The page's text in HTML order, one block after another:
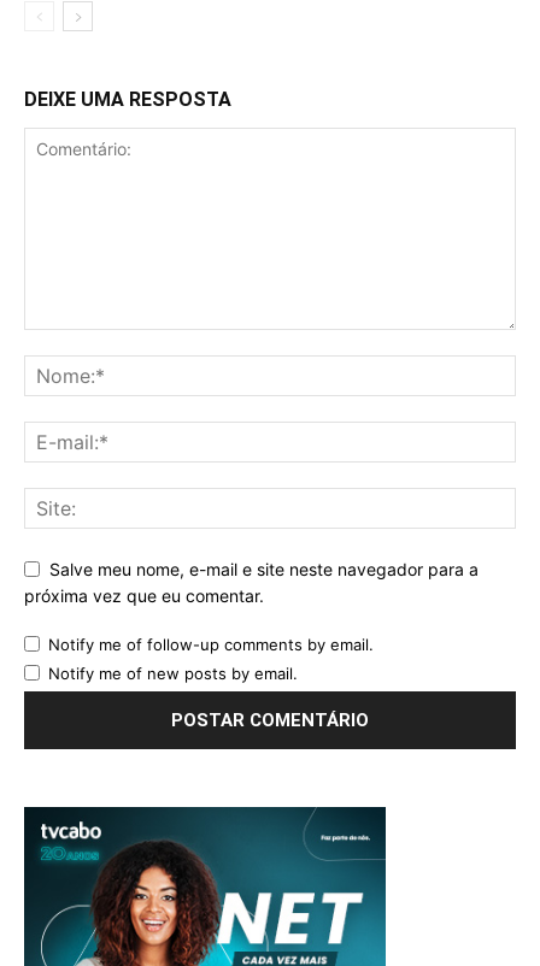
DEIXE UMA RESPOSTA
Salve meu nome, e-mail e site neste navegador para a
próxima vez que eu comentar.
Notify me of follow-up comments by email.
Notify me of new posts by email.